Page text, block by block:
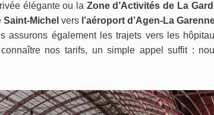
élégante ou la Zone d’Activités de La
Saint-Michel vers l’aéroport d’Agen-La
assurons également les trajets vers les
nos tarifs, un simple appel suffit :